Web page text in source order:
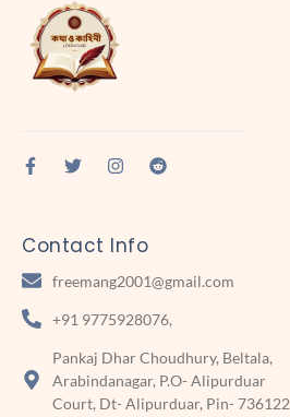
Contact Info
freemang2001@gmail.com
+91 9775928076,
Pankaj Dhar Choudhury, Beltala,
Arabindanagar, P.O- Alipurduar
Court, Dt- Alipurduar, Pin- 736122